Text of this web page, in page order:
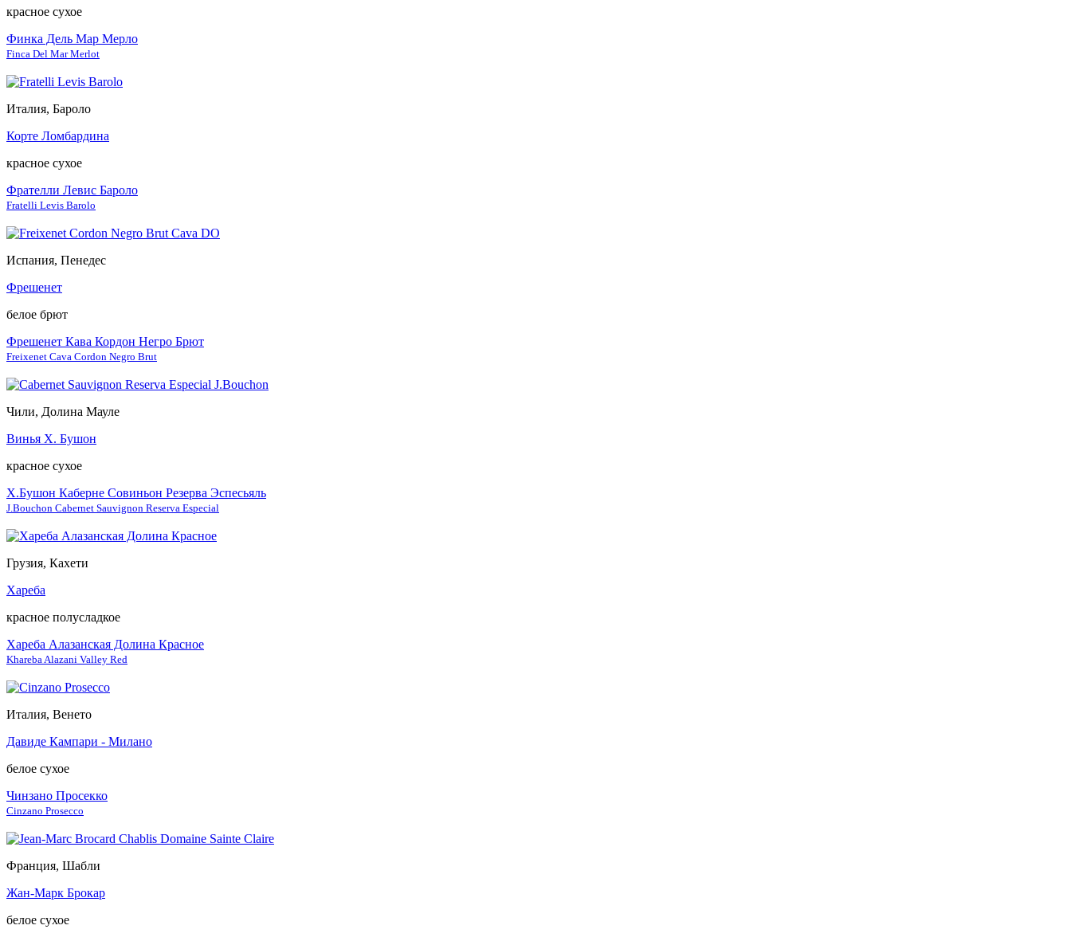
красное сухое
Финка Дель Мар Мерло
Finca Del Mar Merlot
Италия, Бароло
Корте Ломбардина
красное сухое
Фрателли Левис Бароло
Fratelli Levis Barolo
Испания, Пенедес
Фрешенет
белое брют
Фрешенет Кава Кордон Негро Брют
Freixenet Cava Cordon Negro Brut
Чили, Долина Мауле
Винья Х. Бушон
красное сухое
Х.Бушон Каберне Совиньон Резерва Эспесьяль
J.Bouchon Cabernet Sauvignon Reserva Especial
Грузия, Кахети
Хареба
красное полусладкое
Хареба Алазанская Долина Красное
Khareba Alazani Valley Red
Италия, Венето
Давиде Кампари - Милано
белое сухое
Чинзано Просекко
Cinzano Prosecco
Франция, Шабли
Жан-Марк Брокар
белое сухое